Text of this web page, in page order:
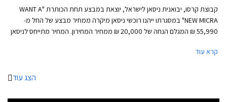
קבוצת קרסו, יבואנית ניסאן לישראל, יוצאת במבצע תחת הכותרת "WANT A
NEW MICRA" במסגרתו ייהנו רוכשי ניסאן מיקרה ממחיר מבצע של החל מ-
55,990 ₪ המגלם הנחה של 20,000 ₪ ממחיר המחירון. המחיר מתייחס לניסאן
קרא עוד
הצג עוד